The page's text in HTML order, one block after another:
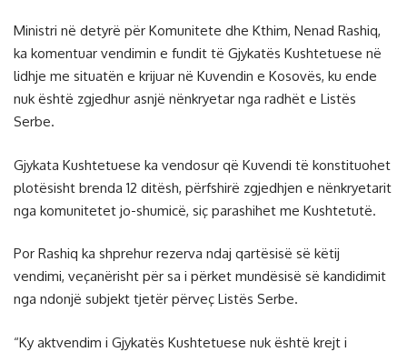
Ministri në detyrë për Komunitete dhe Kthim, Nenad Rashiq,
ka komentuar vendimin e fundit të Gjykatës Kushtetuese në
lidhje me situatën e krijuar në Kuvendin e Kosovës, ku ende
nuk është zgjedhur asnjë nënkryetar nga radhët e Listës
Serbe.
Gjykata Kushtetuese ka vendosur që Kuvendi të konstituohet
plotësisht brenda 12 ditësh, përfshirë zgjedhjen e nënkryetarit
nga komunitetet jo-shumicë, siç parashihet me Kushtetutë.
Por Rashiq ka shprehur rezerva ndaj qartësisë së këtij
vendimi, veçanërisht për sa i përket mundësisë së kandidimit
nga ndonjë subjekt tjetër përveç Listës Serbe.
“Ky aktvendim i Gjykatës Kushtetuese nuk është krejt i